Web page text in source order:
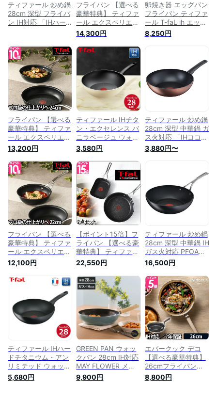
ティファール 炒め鍋
28cm 深型 フライパ
ン IH対応 「IHハー
チタン エクセレンス
6層コーティング
C63019 取っ手つき
T-fal
フライパン 【選べる
豪華特典】 ティファ
ール エクスペリエン
ス+ T-faL ih 鍋 直火
対応 ガス 深型 中華
鍋 26cm 直径26cm
焦げない 焦げ付かな
い IH対応 新築祝い
結婚祝い ギフト
E52305
14,300円
卵焼き器 エッグパン
フライパン ティファ
ール T-faL ih エッグ
ロースター 鍋 直火
対応 ガス 深型 焦げ
8,250円
フライパン 【選べる
豪華特典】 ティファ
ール エクスペリエン
ス+ T-faL ih 鍋 直火
対応 ガス 深型 24cm
直径24cm 焦げない
焦げ付かない IH対応
新築祝い 結婚祝い
ギフト E49804
13,200円
ティファール IHチタ
ン・エクセレンス バ
ニラベージュ ウォッ
クパン28cm G18219
フライパン 鍋 ih ガ
ス火 炒め鍋 深型フ
ライパン 丈夫 長持
ち こびりつきにくい
3,580円
ティファール 炒め鍋
28cm 深型 中華鍋 ガ
ス火対応 「IHココア
ブラウン ウォックパ
ン」 こびりつきにく
3,880円〜
フライパン 【選べる
豪華特典】 ティファ
ール エクスペリエン
ス+ T-faL ih 鍋 直火
対応 ガス 深型 片手
鍋 22cm 直径22cm
焦げない 焦げ付かな
い IH対応 新築祝い
結婚祝い ギフト
E49803
12,100円
【ポイント15倍】フ
ライパン 【選べる豪
華特典】 ティファー
ル 卵焼き器 玉子焼
き エクスペリエンス
+ T-faL 深型 26cm
焦げない 焦げ付かな
い エッグロースター
2点セット ih 鍋 直火
対応 ガス IH対応
E49805 E22818 新
築祝い 結婚祝い ギ
フト
22,550円
ティファール 炒め鍋
28cm 深型 中華鍋 IH
ガス火対応 PFOAな
どの有害物質不使用
こびりつきにくさ長
持ち 「エクスペリエ
ンス+ ウォックパ
ン」 ブラック
E52319
16,500円
ティファール IHハー
ドチタニウム・アン
リミテッド ウォック
パン 28cm
G26519ih 炒め鍋 深
5,680円
GREEN PAN ウォッ
クパン 28cm IH対応
MAY FLOWER メイ
フラワー 深型フライ
パン （ ガス火対応
9,900円
エバークック デコ
【選べる豪華特典】
26cmフライパン
EDIFP26 フライパン
深型 ih対応 ガス お
8,800円